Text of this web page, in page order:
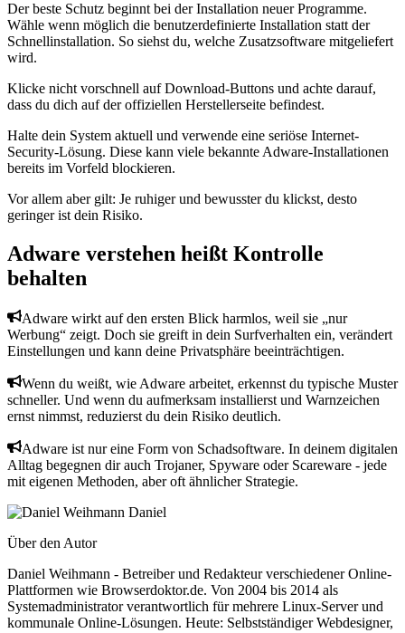
Der beste Schutz beginnt bei der Installation neuer Programme.
Wähle wenn möglich die benutzerdefinierte Installation statt der
Schnellinstallation. So siehst du, welche Zusatzsoftware mitgeliefert
wird.
Klicke nicht vorschnell auf Download-Buttons und achte darauf,
dass du dich auf der offiziellen Herstellerseite befindest.
Halte dein System aktuell und verwende eine seriöse Internet-
Security-Lösung. Diese kann viele bekannte Adware-Installationen
bereits im Vorfeld blockieren.
Vor allem aber gilt: Je ruhiger und bewusster du klickst, desto
geringer ist dein Risiko.
Adware verstehen heißt Kontrolle
behalten
Adware wirkt auf den ersten Blick harmlos, weil sie „nur
Werbung“ zeigt. Doch sie greift in dein Surfverhalten ein, verändert
Einstellungen und kann deine Privatsphäre beeinträchtigen.
Wenn du weißt, wie Adware arbeitet, erkennst du typische Muster
schneller. Und wenn du aufmerksam installierst und Warnzeichen
ernst nimmst, reduzierst du dein Risiko deutlich.
Adware ist nur eine Form von Schadsoftware. In deinem digitalen
Alltag begegnen dir auch Trojaner, Spyware oder Scareware - jede
mit eigenen Methoden, aber oft ähnlicher Strategie.
Daniel
Über den Autor
Daniel Weihmann - Betreiber und Redakteur verschiedener Online-
Plattformen wie Browserdoktor.de. Von 2004 bis 2014 als
Systemadministrator verantwortlich für mehrere Linux-Server und
kommunale Online-Lösungen. Heute: Selbstständiger Webdesigner,